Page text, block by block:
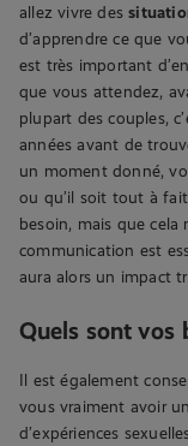
allez vivre des
d’apprendre ce que
est très important
que vous attendez,
plupart des couples,
années avant de
un moment donné,
ou qu’il soit tout à
besoin, mais que
communication est
aura alors un impact
Quels sont vos
Il est également
vous vraiment avoir
d’expériences